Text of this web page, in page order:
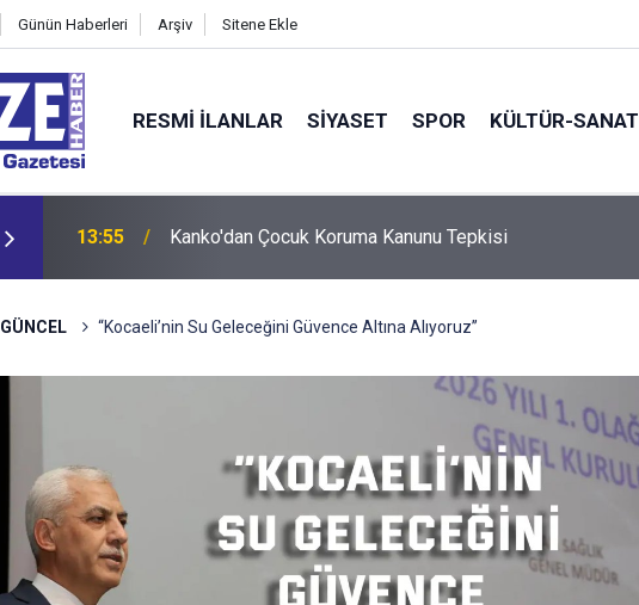
Günün Haberleri Arşiv Sitene Ekle
RESMI İLANLAR SİYASET SPOR KÜLTÜR-SANAT
13:55 Kanko'dan Çocuk Koruma Kanunu Tepkisi
12:55 İzmit 95 Ebeveyn Buluşmaları başlıyor
GÜNCEL “Kocaeli’nin Su Geleceğini Güvence Altına Alıyoruz’’